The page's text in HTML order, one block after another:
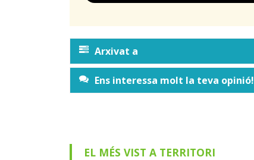
Arxivat a
Ens interessa molt la teva opinió!
EL MÉS VIST A TERRITORI